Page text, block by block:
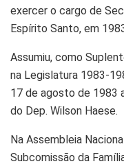
exercer o cargo de
Espírito Santo, em
Assumiu, como
na Legislatura 1983-
17 de agosto de 1983
do Dep. Wilson Haese.
Na Assembleia
Subcomissão da